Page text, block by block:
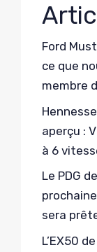
Ford
ce que
membre
aperçu :
à 6
Le PDG
sera
L’EX50